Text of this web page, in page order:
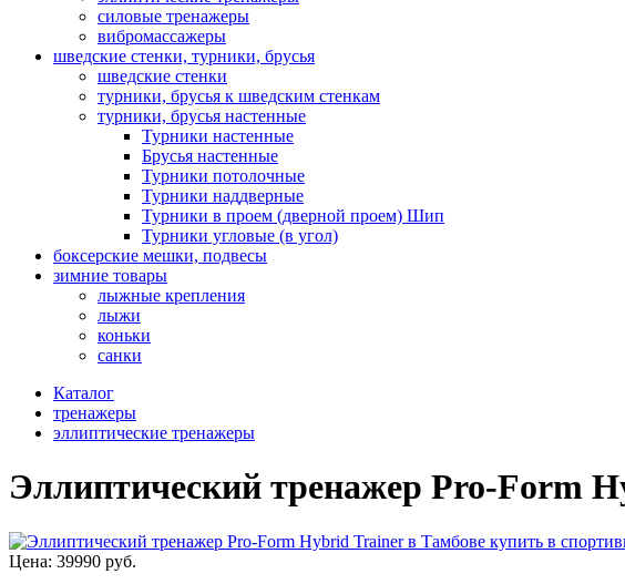
силовые тренажеры
вибромассажеры
шведские стенки, турники, брусья
шведские стенки
турники, брусья к шведским стенкам
турники, брусья настенные
Турники настенные
Брусья настенные
Турники потолочные
Турники наддверные
Турники в проем (дверной проем) Шип
Турники угловые (в угол)
боксерские мешки, подвесы
зимние товары
лыжные крепления
лыжи
коньки
санки
Каталог
тренажеры
эллиптические тренажеры
Эллиптический тренажер Pro-Form
Цена: 39990 руб.